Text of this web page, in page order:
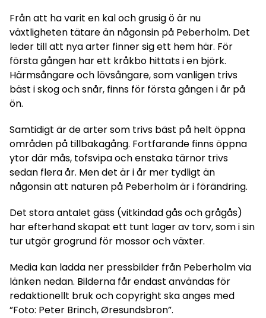
Från att ha varit en kal och grusig ö är nu
växtligheten tätare än någonsin på Peberholm. Det
leder till att nya arter finner sig ett hem här. För
första gången har ett kråkbo hittats i en björk.
Härmsångare och lövsångare, som vanligen trivs
bäst i skog och snår, finns för första gången i år på
ön.
Samtidigt är de arter som trivs bäst på helt öppna
områden på tillbakagång. Fortfarande finns öppna
ytor där mås, tofsvipa och enstaka tärnor trivs
sedan flera år. Men det är i år mer tydligt än
någonsin att naturen på Peberholm är i förändring.
Det stora antalet gäss (vitkindad gås och grågås)
har efterhand skapat ett tunt lager av torv, som i sin
tur utgör grogrund för mossor och växter.
Media kan ladda ner pressbilder från Peberholm via
länken nedan. Bilderna får endast användas för
redaktionellt bruk och copyright ska anges med
”Foto: Peter Brinch, Øresundsbron”.